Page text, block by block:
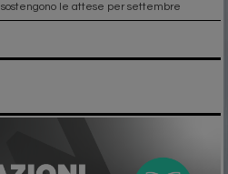
sostengono le attese per settembre